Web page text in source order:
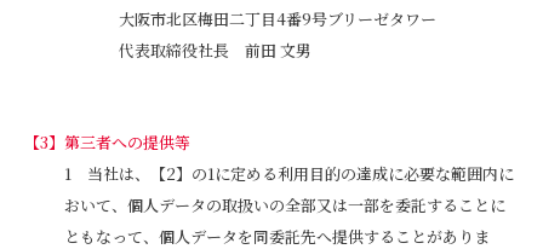
大阪市北区梅田二丁目4番9号ブリーゼタワー
代表取締役社長 前田 文男
第三者への提供等
当社は、【2】の1に定める利用目的の達成に必要な範囲内に
おいて、個人データの取扱いの全部又は一部を委託することに
ともなって、個人データを同委託先へ提供することがありま